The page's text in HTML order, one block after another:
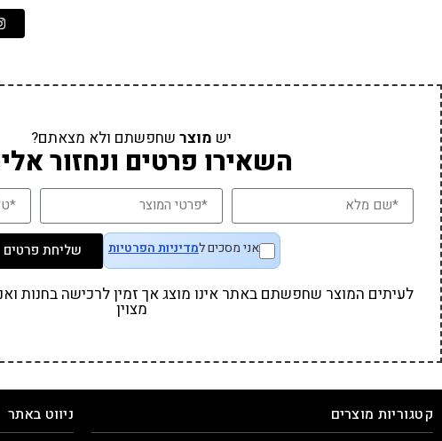
יש מוצר שחפשתם ולא מצאתם?
השאירו פרטים ונחזור
אני מסכים למדיניות הפרטיות שליחת פרטים
לעיתים המוצר שחפשתם באתר אינו מוצג אך זמין לרכישה בחנות
מצוין
קטגוריות מוצרים ניווט באתר